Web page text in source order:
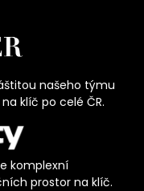
našeho týmu
klíč po celé ČR.
komplexní
prostor na klíč.